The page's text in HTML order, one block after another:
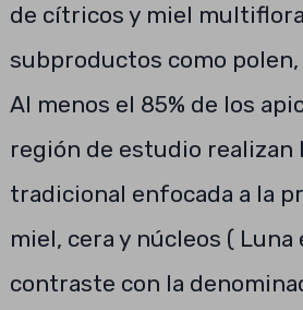
de cítricos y miel
subproductos como polen,
Al menos el 85% de los
región de estudio realizan
tradicional enfocada a la
miel, cera y núcleos ( Luna
contraste con la